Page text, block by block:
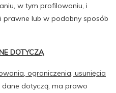
w tym profilowaniu, i
prawne lub w podobny sposób
DOTYCZĄ
ograniczenia, usunięcia
dane dotyczą, ma prawo